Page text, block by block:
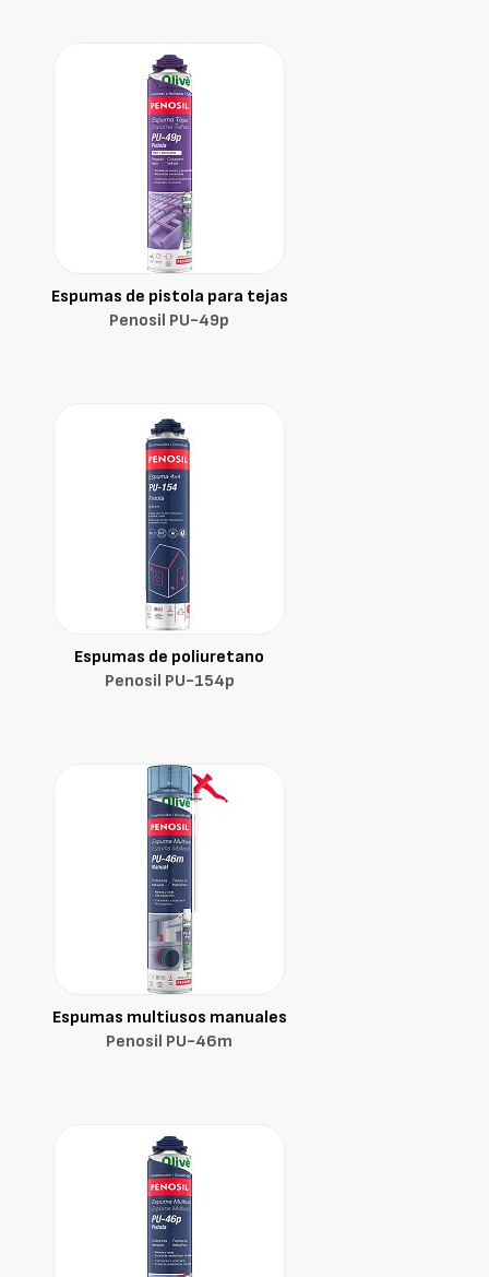
Espumas de pistola para tejas
Penosil PU-49p
Espumas de poliuretano
Penosil PU-154p
Espumas multiusos manuales
Penosil PU-46m